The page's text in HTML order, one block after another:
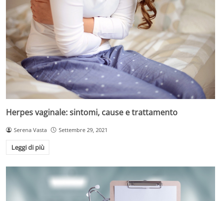
Herpes vaginale: sintomi, cause e trattamento
Serena Vasta Settembre 29, 2021
Leggi di più